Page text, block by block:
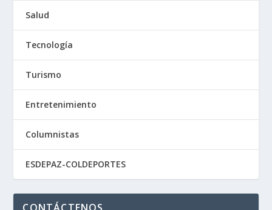
Salud
Tecnología
Turismo
Entretenimiento
Columnistas
ESDEPAZ-COLDEPORTES
CONTÁCTENOS